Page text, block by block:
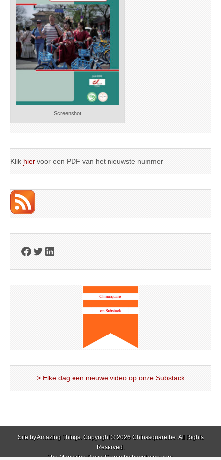
Screenshot
Klik hier voor een PDF van het nieuwste nummer
Facebook
Twitter
LinkedIn
> Elke dag een nieuwe video op onze Substack
Site byAmazing Things. Copyright © 2026 Chinasquare.be. All Rights
Reserved.
The Magazine Basic Theme bybavotasan.com.